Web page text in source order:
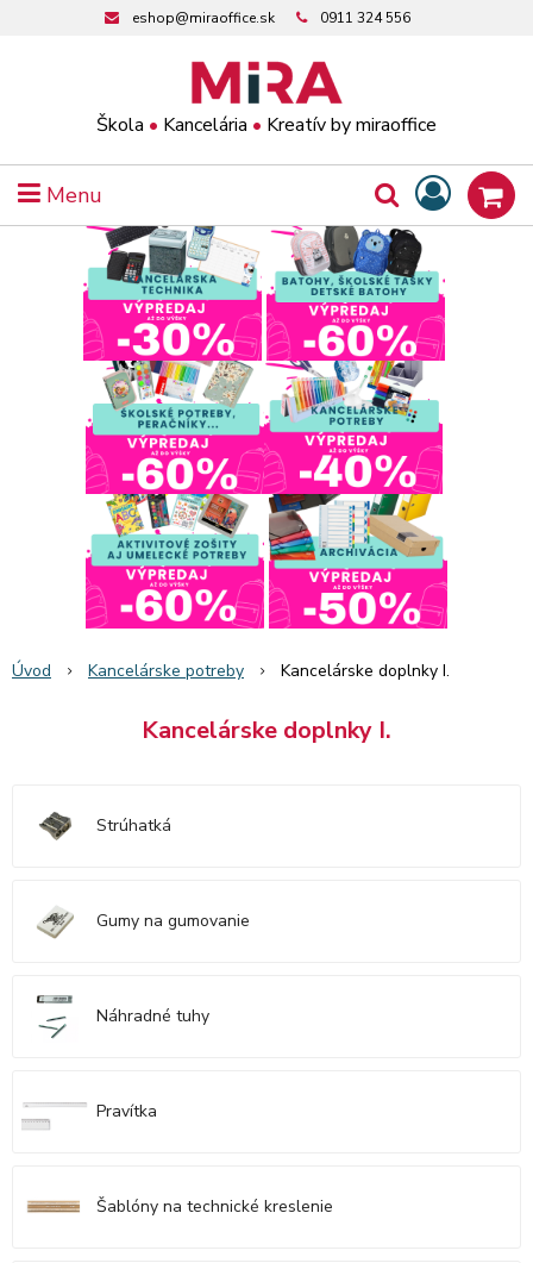
Škola • Kancelária • Kreatív by miraoffice
eshop@miraoffice.sk 0911 324 556
Menu
Úvod Kancelárske potreby Kancelárske doplnky I.
Kancelárske doplnky I.
Strúhatká
Gumy na gumovanie
Náhradné tuhy
Pravítka
Šablóny na technické kreslenie